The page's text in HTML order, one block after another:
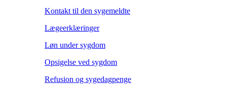
Kontakt til den sygemeldte
Lægeerklæringer
Løn under sygdom
Opsigelse ved sygdom
Refusion og sygedagpenge